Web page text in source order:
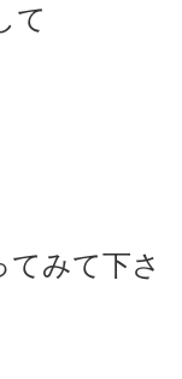
て
みて下さ